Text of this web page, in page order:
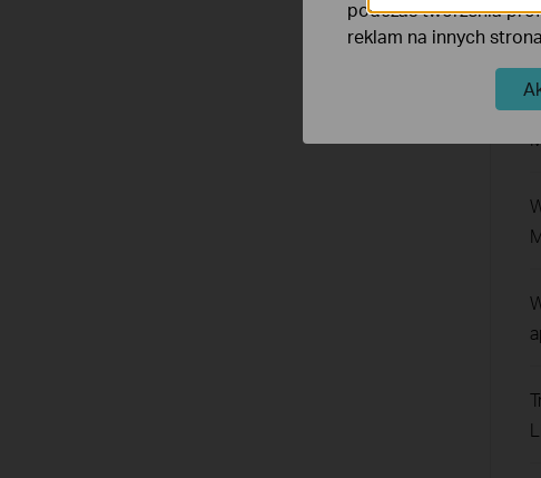
podczas tworzenia
reklam na innych